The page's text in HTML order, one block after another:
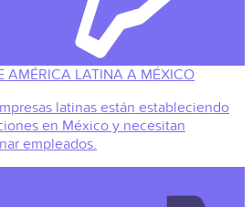
AMÉRICA LATINA A MÉXICO
latinas están estableciendo
en México y necesitan
empleados.